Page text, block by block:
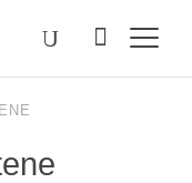
Søk
etter
Välj